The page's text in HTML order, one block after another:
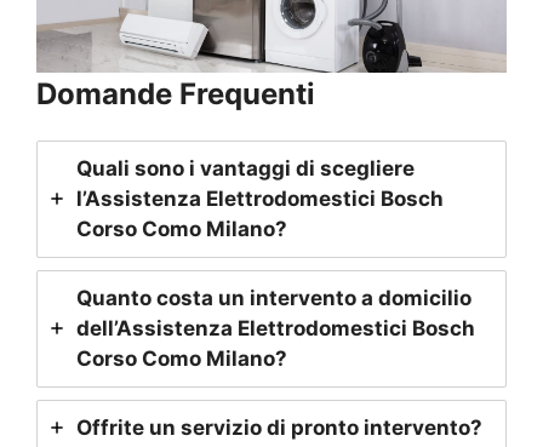
Domande Frequenti
Quali sono i vantaggi di scegliere
l’Assistenza Elettrodomestici Bosch
Corso Como Milano?
Quanto costa un intervento a domicilio
dell’Assistenza Elettrodomestici Bosch
Corso Como Milano?
Offrite un servizio di pronto intervento?